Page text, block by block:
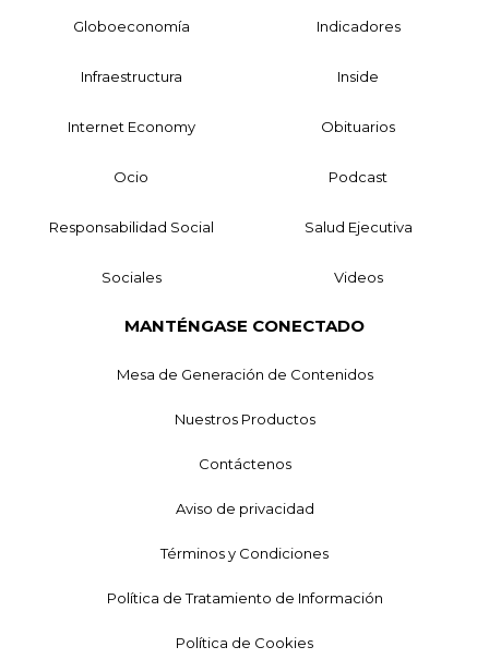
Globoeconomía Indicadores
Infraestructura Inside
Internet Economy Obituarios
Ocio Podcast
Responsabilidad Social Salud Ejecutiva
Sociales Videos
MANTÉNGASE CONECTADO
Mesa de Generación de Contenidos
Nuestros Productos
Contáctenos
Aviso de privacidad
Términos y Condiciones
Política de Tratamiento de Información
Política de Cookies